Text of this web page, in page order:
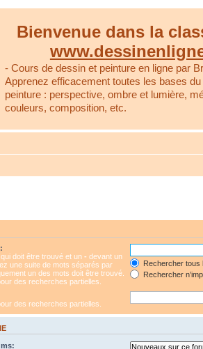
Bienvenue dans la
- Cours de dessin et peinture en ligne par
Apprenez efficacement toutes les bases
peinture : perspective, ombre et lumière,
couleurs, composition, etc.
doit être trouvé et un - devant un
une suite de mots séparés par
un des mots doit être trouvé.
des recherches partielles.
Rechercher tous
Rechercher
des recherches partielles.